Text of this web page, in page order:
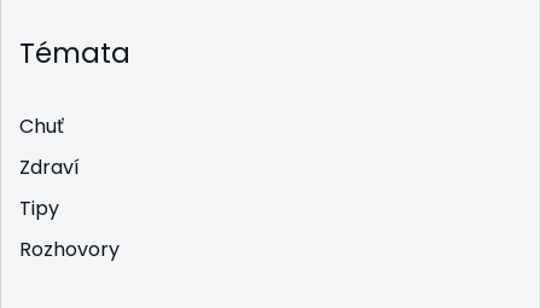
Témata
Chuť
Zdraví
Tipy
Rozhovory